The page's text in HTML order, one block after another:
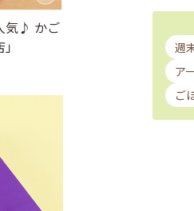
気♪ かご
週
ア
ご